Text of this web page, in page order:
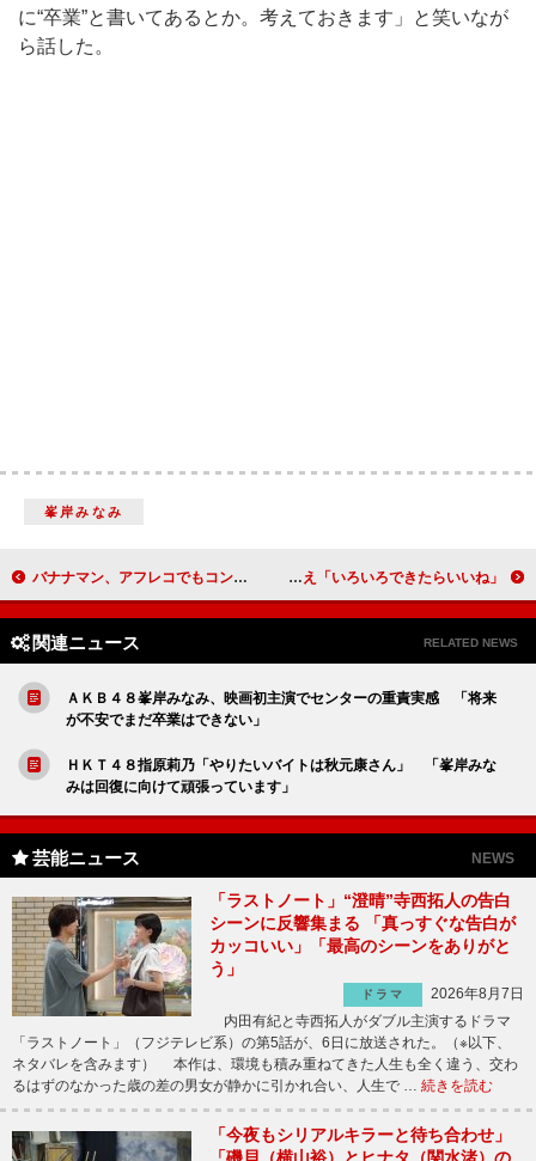
に“卒業”と書いてあるとか。考えておきます」と笑いなが
ら話した。
峯岸みなみ
バナナマン、アフレコでもコンビネーションに自信 アニメ声優初挑戦、永作博美の声の違いに驚く 生駒里奈、欅坂４６石森虹花のまなざしに照れ笑い グループの垣根越え「いろいろできたらいいね」
関連ニュース RELATED NEWS
ＡＫＢ４８峯岸みなみ、映画初主演でセンターの重責実感 「将来
が不安でまだ卒業はできない」
ＨＫＴ４８指原莉乃「やりたいバイトは秋元康さん」 「峯岸みな
みは回復に向けて頑張っています」
芸能ニュース NEWS
「ラストノート」“澄晴”寺西拓人の告白
シーンに反響集まる 「真っすぐな告白が
カッコいい」「最高のシーンをありがと
う」
ドラマ
2026年8月7日
内田有紀と寺西拓人がダブル主演するドラマ
「ラストノート」（フジテレビ系）の第5話が、6日に放送された。（※以下、
ネタバレを含みます） 本作は、環境も積み重ねてきた人生も全く違う、交わ
るはずのなかった歳の差の男女が静かに引かれ合い、人生で … 続きを読む
「今夜もシリアルキラーと待ち合わせ」